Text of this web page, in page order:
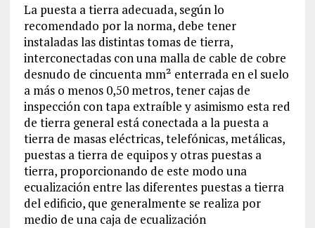
La puesta a tierra adecuada, según lo
recomendado por la norma, debe tener
instaladas las distintas tomas de tierra,
interconectadas con una malla de cable de cobre
desnudo de cincuenta mm² enterrada en el suelo
a más o menos 0,50 metros, tener cajas de
inspección con tapa extraíble y asimismo esta red
de tierra general está conectada a la puesta a
tierra de masas eléctricas, telefónicas, metálicas,
puestas a tierra de equipos y otras puestas a
tierra, proporcionando de este modo una
ecualización entre las diferentes puestas a tierra
del edificio, que generalmente se realiza por
medio de una caja de ecualización